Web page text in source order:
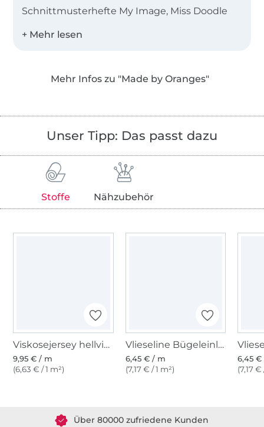
Schnittmusterhefte My Image, Miss Doodle
Englisch, Niederländisch und Französisch an!
Mehr Infos zu "Made by Oranges"
Unser Tipp: Das passt dazu
Stoffe Nähzubehör
Viskosejersey hellviolett
9,95 € / m
(6,63 € / 1 m²)
Vlieseline Bügeleinlage H180 - weiß
6,45 € / m
(7,17 € / 1 m²)
6,45
(7,17 €
Über 80000 zufriedene Kunden